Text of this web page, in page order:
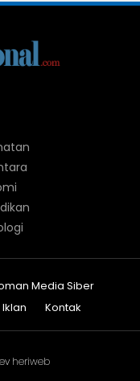
Media Siber
Iklan Kontak
heriweb